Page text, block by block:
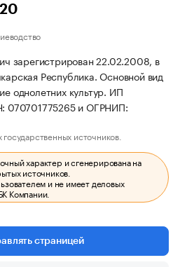
зарегистрирован 22.02.2008, в
Республика. Основной вид
однолетних культур. ИП
070701775265 и ОГРНИП:
источников.
характер и сгенерирована на
источников.
и не имеет деловых
Компании.
страницей